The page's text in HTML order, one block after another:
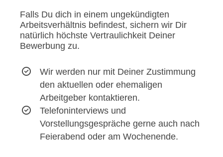
Falls Du dich in einem ungekündigten
Arbeitsverhältnis befindest, sichern wir Dir
natürlich höchste Vertraulichkeit Deiner
Bewerbung zu.
Wir werden nur mit Deiner Zustimmung
den aktuellen oder ehemaligen
Arbeitgeber kontaktieren.
Telefoninterviews und
Vorstellungsgespräche gerne auch nach
Feierabend oder am Wochenende.